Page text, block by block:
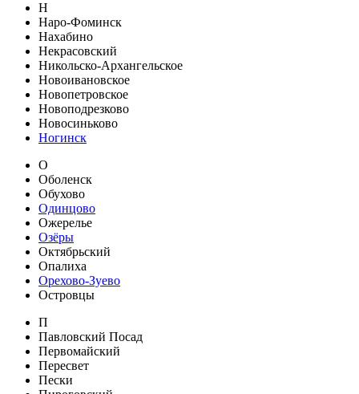
Н
Наро-Фоминск
Нахабино
Некрасовский
Никольско-Архангельское
Новоивановское
Новопетровское
Новоподрезково
Новосиньково
Ногинск
О
Оболенск
Обухово
Одинцово
Ожерелье
Озёры
Октябрьский
Опалиха
Орехово-Зуево
Островцы
П
Павловский Посад
Первомайский
Пересвет
Пески